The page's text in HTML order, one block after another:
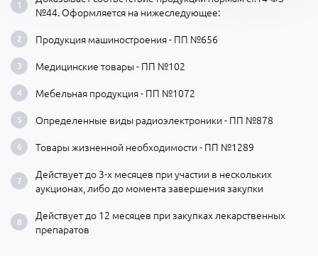
№44. Оформляется на нижеследующее:
Продукция машиностроения - ПП №656
Медицинские товары - ПП №102
Мебельная продукция - ПП №1072
Определенные виды радиоэлектроники - ПП №878
Товары жизненной необходимости - ПП №1289
Действует до 3-х месяцев при участии в нескольких
аукционах, либо до момента завершения закупки
Действует до 12 месяцев при закупках лекарственных
препаратов